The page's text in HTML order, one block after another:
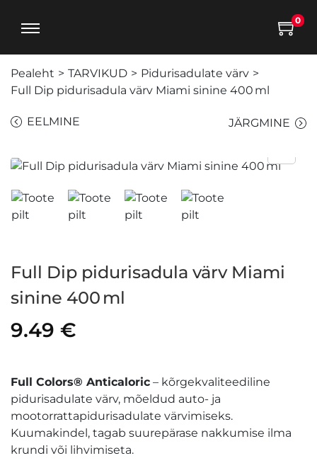
0
Pealeht > TARVIKUD > Pidurisadulate värv >
Full Dip pidurisadula värv Miami sinine 400 ml
EELMINE JÄRGMINE
Full Dip pidurisadula värv Miami
sinine 400 ml
9.49 €
Full Colors® Anticaloric – kõrgekvaliteediline
pidurisadulate värv, mõeldud auto- ja
mootorrattapidurisadulate värvimiseks.
Kuumakindel, tagab suurepärase nakkumise ilma
krundi või lihvimiseta.